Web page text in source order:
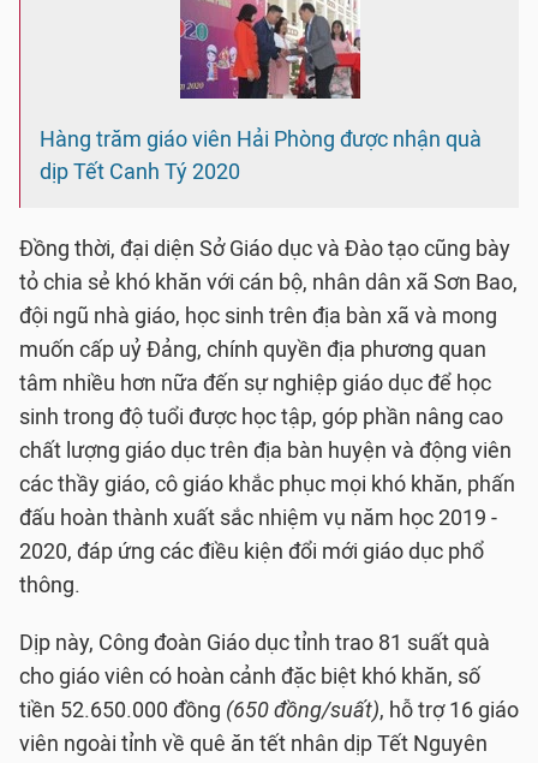
Hàng trăm giáo viên Hải Phòng được nhận quà
dịp Tết Canh Tý 2020
Đồng thời, đại diện Sở Giáo dục và Đào tạo cũng bày
tỏ chia sẻ khó khăn với cán bộ, nhân dân xã Sơn Bao,
đội ngũ nhà giáo, học sinh trên địa bàn xã và mong
muốn cấp uỷ Đảng, chính quyền địa phương quan
tâm nhiều hơn nữa đến sự nghiệp giáo dục để học
sinh trong độ tuổi được học tập, góp phần nâng cao
chất lượng giáo dục trên địa bàn huyện và động viên
các thầy giáo, cô giáo khắc phục mọi khó khăn, phấn
đấu hoàn thành xuất sắc nhiệm vụ năm học 2019 -
2020, đáp ứng các điều kiện đổi mới giáo dục phổ
thông.
Dịp này, Công đoàn Giáo dục tỉnh trao 81 suất quà
cho giáo viên có hoàn cảnh đặc biệt khó khăn, số
tiền 52.650.000 đồng (650 đồng/suất), hỗ trợ 16 giáo
viên ngoài tỉnh về quê ăn tết nhân dịp Tết Nguyên